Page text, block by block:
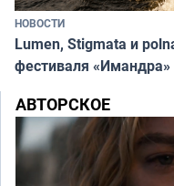
НОВОСТИ
Lumen, Stigmata и
фестиваля «Имандра»
АВТОРСКОЕ